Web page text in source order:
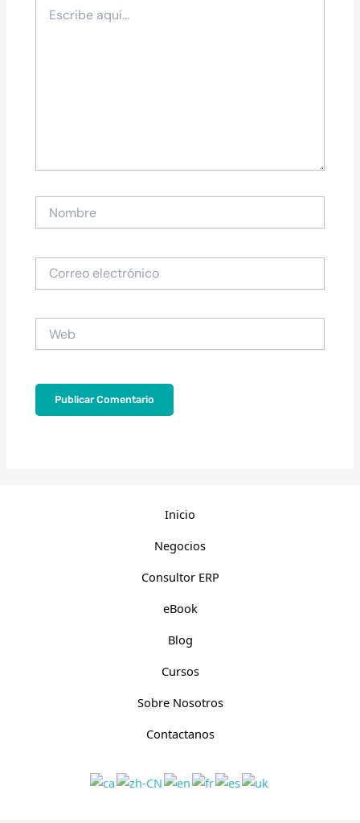
aquí...
Correo
electrónico
Inicio
Negocios
Consultor ERP
eBook
Blog
Cursos
Sobre Nosotros
Contactanos